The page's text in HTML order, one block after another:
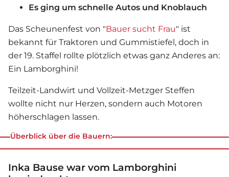
Es ging um schnelle Autos und Knoblauch
Das Scheunenfest von "Bauer sucht Frau" ist
bekannt für Traktoren und Gummistiefel, doch in
der 19. Staffel rollte plötzlich etwas ganz Anderes an:
Ein Lamborghini!
Teilzeit-Landwirt und Vollzeit-Metzger Steffen
wollte nicht nur Herzen, sondern auch Motoren
höherschlagen lassen.
Überblick über die Bauern:
Inka Bause war vom Lamborghini